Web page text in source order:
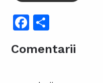
Facebook
Comentarii